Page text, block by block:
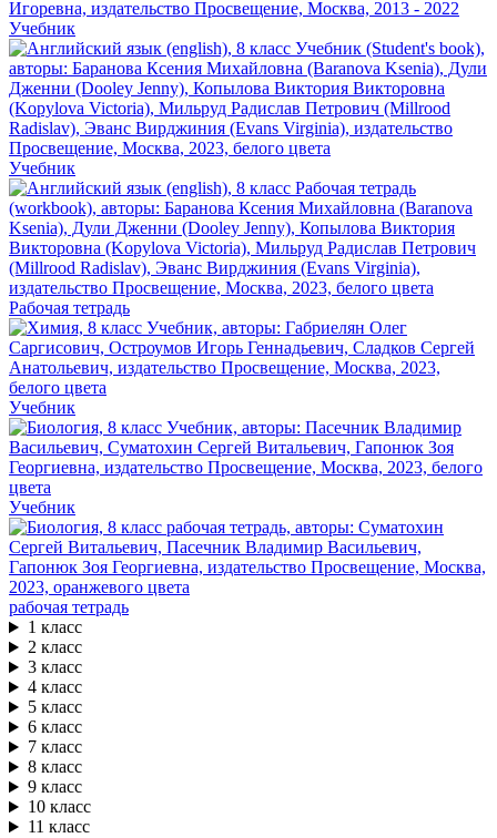
Учебник
Учебник
Рабочая тетрадь
Учебник
Учебник
рабочая тетрадь
1 класс
2 класс
3 класс
4 класс
5 класс
6 класс
7 класс
8 класс
9 класс
10 класс
11 класс